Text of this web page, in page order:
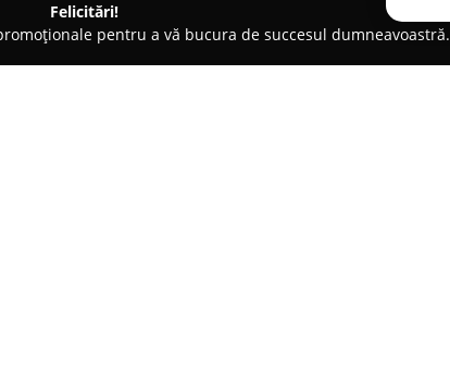
Felicitări!
pentru a vă bucura de succesul dumneavoastră.